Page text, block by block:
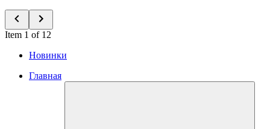
Item 1 of 12
Новинки
Главная